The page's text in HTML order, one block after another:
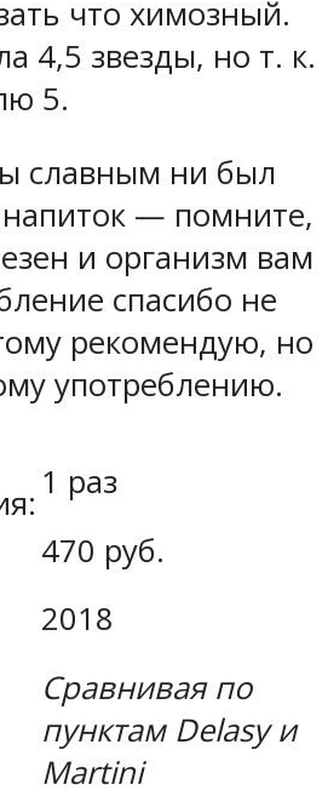
что химозный.
4,5 звезды, но т. к.
5.
славным ни был
— помните,
и организм вам
спасибо не
рекомендую, но
употреблению.
1 раз
470 руб.
2018
Сравнивая по
пунктам Delasy и
Martini